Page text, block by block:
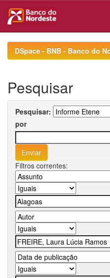
navigationDSpace - BNB - Banco do
Pesquisar
Pesquisar:
por
Filtros correntes: